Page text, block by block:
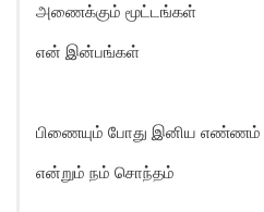
அணைக்கும் மூட்டங்கள்
என் இன்பங்கள்
பிணையும் போது இனிய எண்ணம்
என்றும் நம் சொந்தம்